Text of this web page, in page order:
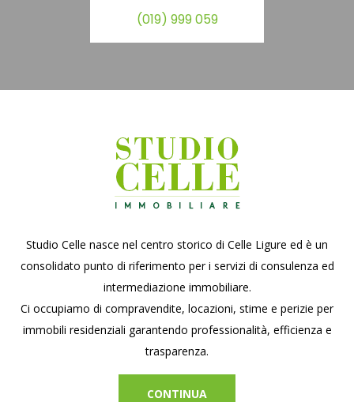
(019) 999 059
Studio Celle nasce nel centro storico di Celle Ligure ed è un
consolidato punto di riferimento per i servizi di consulenza ed
intermediazione immobiliare.
Ci occupiamo di compravendite, locazioni, stime e perizie per
immobili residenziali garantendo professionalità, efficienza e
trasparenza.
CONTINUA